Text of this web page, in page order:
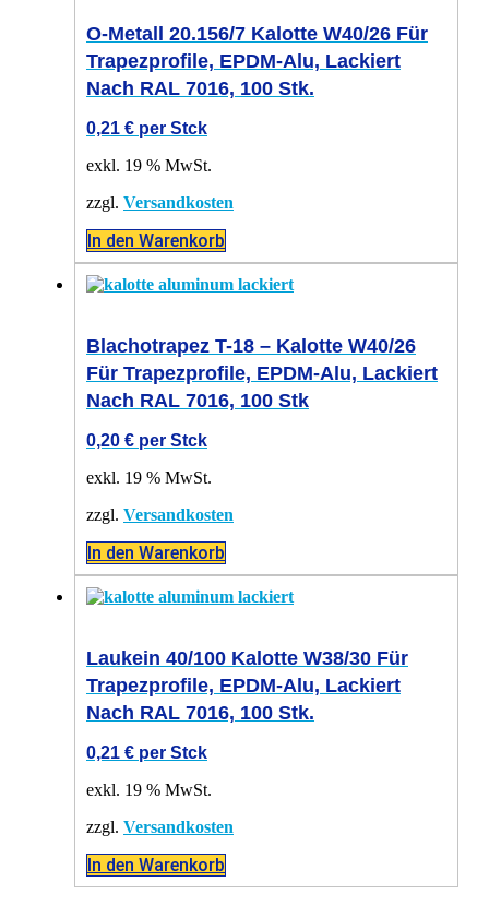
O-Metall 20.156/7 Kalotte W40/26 Für
Trapezprofile, EPDM-Alu, Lackiert
Nach RAL 7016, 100 Stk.
0,21 € per Stck
exkl. 19 % MwSt.
zzgl. Versandkosten
In den Warenkorb
Blachotrapez T-18 – Kalotte W40/26
Für Trapezprofile, EPDM-Alu, Lackiert
Nach RAL 7016, 100 Stk
0,20 € per Stck
exkl. 19 % MwSt.
zzgl. Versandkosten
In den Warenkorb
Laukein 40/100 Kalotte W38/30 Für
Trapezprofile, EPDM-Alu, Lackiert
Nach RAL 7016, 100 Stk.
0,21 € per Stck
exkl. 19 % MwSt.
zzgl. Versandkosten
In den Warenkorb